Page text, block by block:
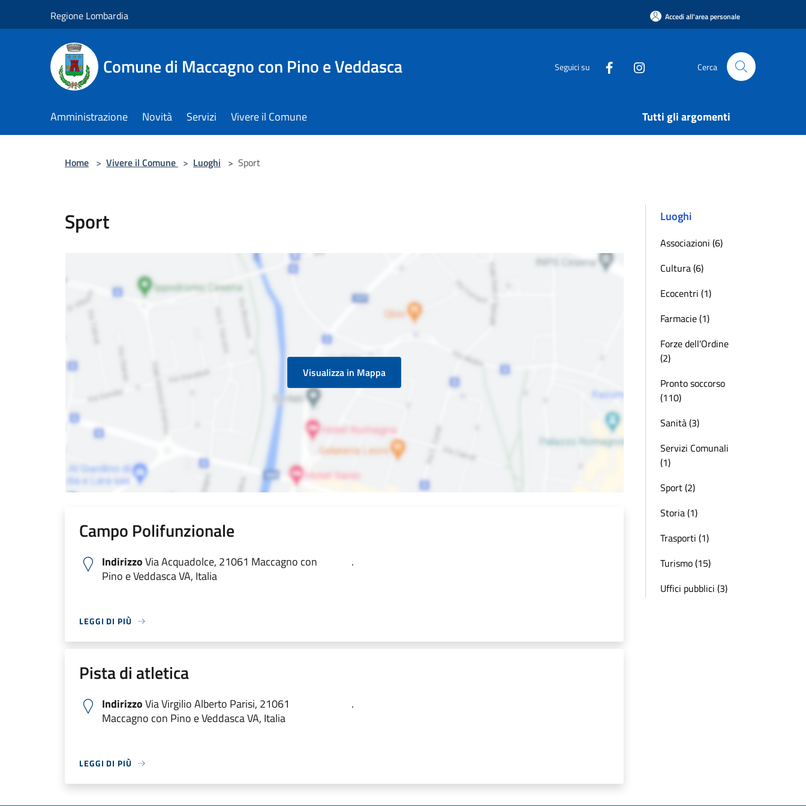
Regione Lombardia Accedi all'area personale
Comune di Maccagno con Pino e Veddasca Seguici su Cerca
Amministrazione Novità Servizi Vivere il Comune Tutti gli argomenti
Home > Vivere il Comune > Luoghi > Sport
Sport
Visualizza in Mappa
Campo Polifunzionale
IndirizzoVia Acquadolce, 21061 Maccagno con
Pino e Veddasca VA, Italia
.
LEGGI DI PIÙ
Pista di atletica
IndirizzoVia Virgilio Alberto Parisi, 21061
Maccagno con Pino e Veddasca VA, Italia
.
LEGGI DI PIÙ
Luoghi
Associazioni (6)
Cultura (6)
Ecocentri (1)
Farmacie (1)
Forze dell'Ordine
(2)
Pronto soccorso
(110)
Sanità (3)
Servizi Comunali
(1)
Sport (2)
Storia (1)
Trasporti (1)
Turismo (15)
Uffici pubblici (3)